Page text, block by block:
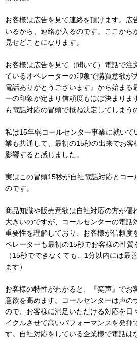
お客様は広告を見て連絡を頂けます。広
いるから、連絡が入るのです。ここから
見せどことになります。
お客様は広告を見て（聞いて）電話で注
ているオペレーターの印象で購買意欲が
電話ありがとうございます』から始まる
ーの印象が定まり信頼度もほぼ決まりま
も電話対応の冒頭で概ね決定してしまう
私は15年弱コールセンター事業に就い
業も共通して、最初の15秒の出来でお客
影響すると感じました。
実はこの冒頭15秒が自社電話対応とコー
のです。
商品知識や販売意欲は自社対応の方が優
大きいのですが、コールセンターの電話
重要性を理解しており、お客様が信頼度
ペレーターも最初の15秒でお客様の性質
（15秒でできなくても、1分以内には最
ます）
お客様の特性がわかると、『笑声』でお
意欲を高めます。コールセンターは声の
ので、お客様に満足いただける対応を日
イクルさせて高いパフォーマンスを発揮
す。自社対応をしている企業様で電話は